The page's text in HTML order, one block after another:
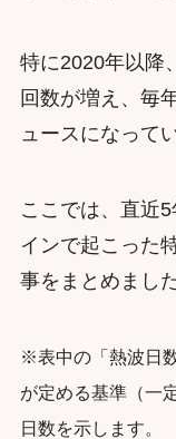
特に2020年以降
回数が増え、毎
ュースになって
ここでは、直近
インで起こった
事をまとめました
※表中の「熱波日
が定める基準（一
日数を示します。